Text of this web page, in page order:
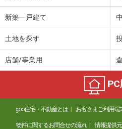
新築一戸建て
土地を探す
店舗/事業用
goo住宅・不動産とは お客さまご利用端
物件に関するお問合せの流れ 情報提供元